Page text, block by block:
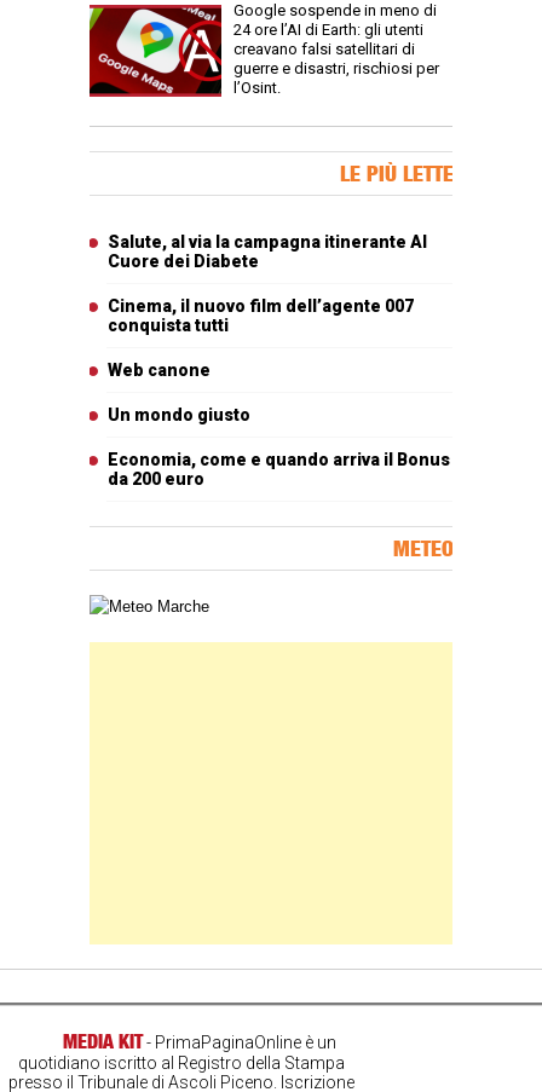
Google sospende in meno di
24 ore l’AI di Earth: gli utenti
creavano falsi satellitari di
guerre e disastri, rischiosi per
l’Osint.
LE PIÙ LETTE
Salute, al via la campagna itinerante Al
Cuore dei Diabete
Cinema, il nuovo film dell’agente 007
conquista tutti
Web canone
Un mondo giusto
Economia, come e quando arriva il Bonus
da 200 euro
METEO
Carta meteorologica delle Marche
MEDIA KIT- PrimaPaginaOnline è un
quotidiano iscritto al Registro della Stampa
presso il Tribunale di Ascoli Piceno. Iscrizione